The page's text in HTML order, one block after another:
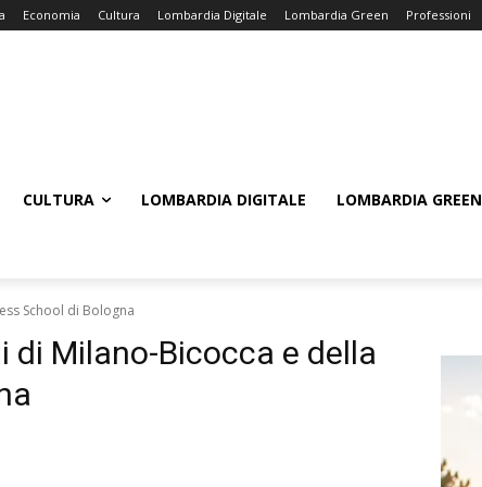
Economia Cultura Lombardia Digitale Lombardia Green Professioni
CULTURA LOMBARDIA DIGITALE LOMBARDIA GREEN
School di Bologna
di Milano-Bicocca e della